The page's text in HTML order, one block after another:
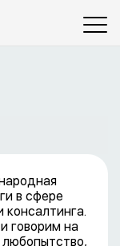
в сфере
консалтинга.
говорим на